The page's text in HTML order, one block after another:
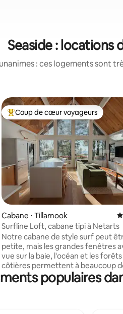
Seaside : locations
: ces logements sont
sur la base de 108
Coups de cœur voyageurs les plus
Coup de cœur voyageurs
Cabane ⋅ Tillamook
Surfline Loft, cabane tipi à Netarts
Notre cabane de style surf peut
petite, mais les grandes fenêtres
vue sur la baie, l'océan et les forêts
côtières permettent à beaucoup
lumière d'inonder l'espace. À deux
de la plage, des commerces et à
populaires